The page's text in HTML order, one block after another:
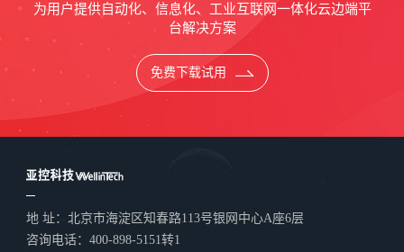
为用户提供自动化、信息化、工业互联网一体化云边端平
台解决方案
免费下载试用
地 址：北京市海淀区知春路113号银网中心A座6层
咨询电话：400-898-5151转1